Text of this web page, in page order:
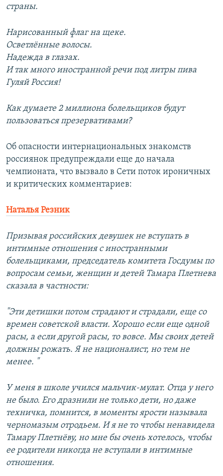
страны.
Нарисованный флаг на щеке.
Осветлённые волосы.
Надежда в глазах.
И так много иностранной речи под литры пива
Гуляй Россия!
Как думаете 2 миллиона болельщиков будут
пользоваться презервативами?
Об опасности интернациональных знакомств
россиянок предупреждали еще до начала
чемпионата, что вызвало в Сети поток ироничных
и критических комментариев:
Наталья Резник
Призывая российских девушек не вступать в
интимные отношения с иностранными
болельщиками, председатель комитета Госдумы по
вопросам семьи, женщин и детей Тамара Плетнева
сказала в частности:
"Эти детишки потом страдают и страдали, еще со
времен советской власти. Хорошо если еще одной
расы, а если другой расы, то вовсе. Мы своих детей
должны рожать. Я не националист, но тем не
менее. "
У меня в школе учился мальчик-мулат. Отца у него
не было. Его дразнили не только дети, но даже
техничка, помнится, в моменты ярости называла
черномазым отродьем. И я не то чтобы ненавидела
Тамару Плетнёву, но мне бы очень хотелось, чтобы
ее родители никогда не вступали в интимные
отношения.